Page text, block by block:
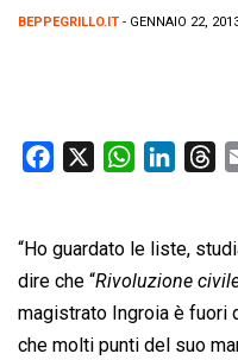
BEPPEGRILLO.IT - GENNAIO 22,
e
b
o
o
W
t
s
A
p
k
e
d
I
e
a
d
s
“Ho guardato le liste,
dire che “Rivoluzione
magistrato Ingroia è fuori
che molti punti del suo